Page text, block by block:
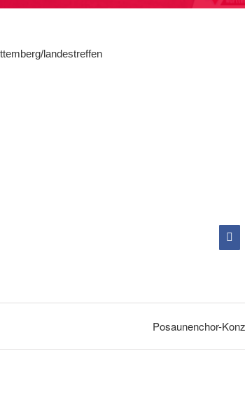
landestreffen
Posaunenchor-